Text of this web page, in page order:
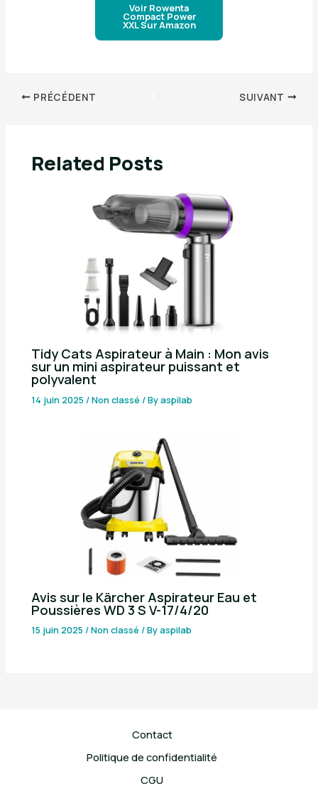
Voir Rowenta
Compact Power
XXL Sur Amazon
PRÉCÉDENT SUIVANT
Related Posts
Tidy Cats Aspirateur à Main : Mon avis
sur un mini aspirateur puissant et
polyvalent
14 juin 2025/Non classé / Byaspilab
Avis sur le Kärcher Aspirateur Eau et
Poussières WD 3 S V-17/4/20
15 juin 2025/Non classé / Byaspilab
Contact
Politique de confidentialité
CGU